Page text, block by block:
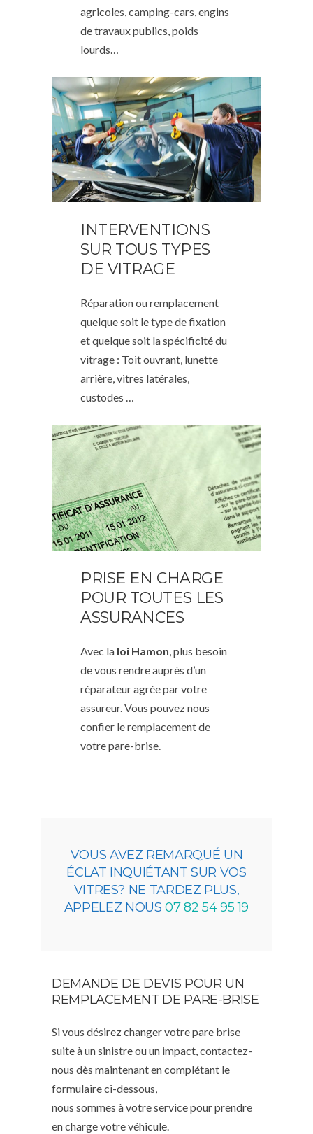
agricoles, camping-cars, engins
de travaux publics, poids
lourds…
INTERVENTIONS
SUR TOUS TYPES
DE VITRAGE
Réparation ou remplacement
quelque soit le type de fixation
et quelque soit la spécificité du
vitrage : Toit ouvrant, lunette
arrière, vitres latérales,
custodes …
PRISE EN CHARGE
POUR TOUTES LES
ASSURANCES
Avec la loi Hamon, plus besoin
de vous rendre auprès d’un
réparateur agrée par votre
assureur. Vous pouvez nous
confier le remplacement de
votre pare-brise.
VOUS AVEZ REMARQUÉ UN
ÉCLAT INQUIÉTANT SUR VOS
VITRES? NE TARDEZ PLUS,
APPELEZ NOUS07 82 54 95 19
DEMANDE DE DEVIS POUR UN
REMPLACEMENT DE PARE-BRISE
Si vous désirez changer votre pare brise
suite à un sinistre ou un impact, contactez-
nous dès maintenant en complétant le
formulaire ci-dessous,
nous sommes à votre service pour prendre
en charge votre véhicule.